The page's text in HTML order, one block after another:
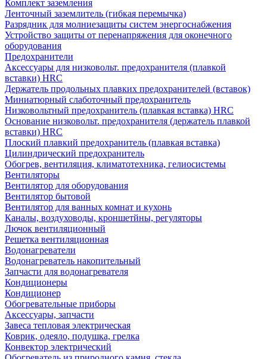
Комплект заземления
Ленточный заземлитель (гибкая перемычка)
Разрядник для молниезащиты систем энергоснабжения
Устройство защиты от перенапряжения для оконечного
оборудования
Предохранители
Аксессуары для низковольт. предохранителя (плавкой
вставки) HRC
Держатель продольных плавких предохранителей (вставок)
Миниатюрный слаботочный предохранитель
Низковольтный предохранитель (плавкая вставка) HRC
Основание низковольт. предохранителя (держатель плавкой
вставки) HRC
Плоский плавкий предохранитель (плавкая вставка)
Цилиндрический предохранитель
Обогрев, вентиляция, климатотехника, гелиосистемы
Вентиляторы
Вентилятор для оборудования
Вентилятор бытовой
Вентилятор для ванных комнат и кухонь
Каналы, воздуховоды, кроншетйны, регуляторы
Лючок вентиляционный
Решетка вентиляционная
Водонагреватели
Водонагреватель накопительный
Запчасти для водонагревателя
Кондиционеры
Кондиционер
Обогревательные приборы
Аксессуары, запчасти
Завеса тепловая электрическая
Коврик, одеяло, подушка, грелка
Конвектор электрический